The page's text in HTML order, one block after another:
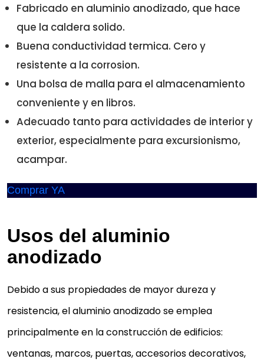
Fabricado en aluminio anodizado, que hace
que la caldera solido.
Buena conductividad termica. Cero y
resistente a la corrosion.
Una bolsa de malla para el almacenamiento
conveniente y en libros.
Adecuado tanto para actividades de interior y
exterior, especialmente para excursionismo,
acampar.
Comprar YA
Usos del aluminio
anodizado
Debido a sus propiedades de mayor dureza y
resistencia, el aluminio anodizado se emplea
principalmente en la construcción de edificios:
ventanas, marcos, puertas, accesorios decorativos,